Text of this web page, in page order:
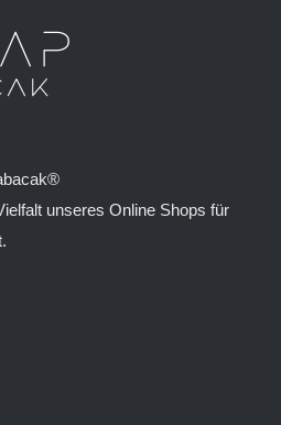
unseres Online Shops für